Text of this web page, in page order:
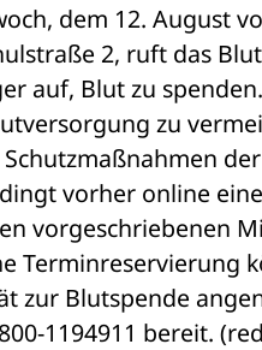
dem 12. August
2, ruft das
auf, Blut zu
zu
vorher online
vorgeschriebenen
Terminreservierung
zur Blutspende
1194911 bereit.